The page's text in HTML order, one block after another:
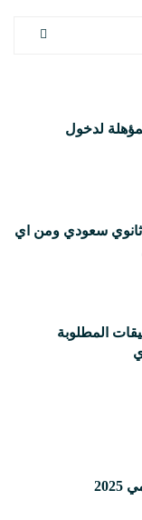
لدخول
ثانوي سعودي ومن أي
المطلوبة